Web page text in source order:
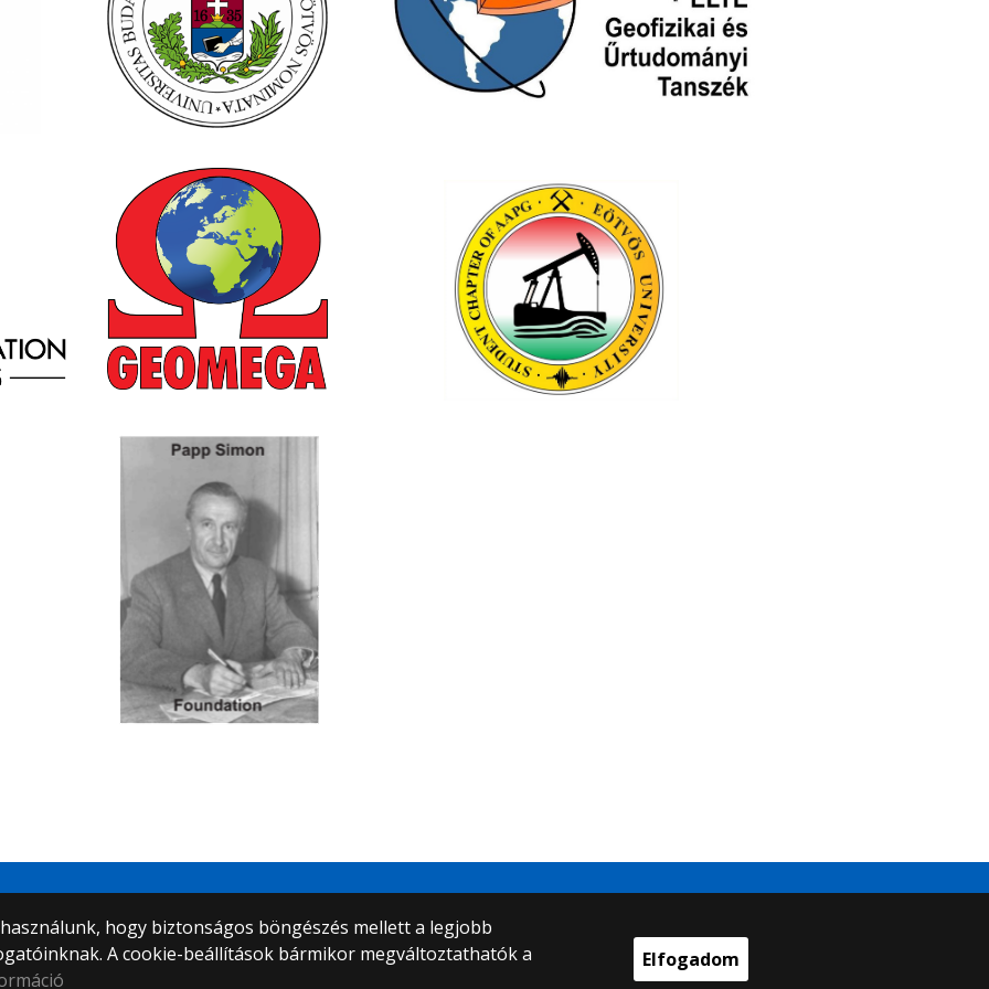
hogy biztonságos böngészés mellett a legjobb
A cookie-beállítások bármikor megváltoztathatók a
Elfogadom